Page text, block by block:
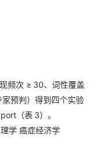
频次 ≥ 30、词性覆盖
家预判）得到四个实验
（表 3）。
学 癌症经济学